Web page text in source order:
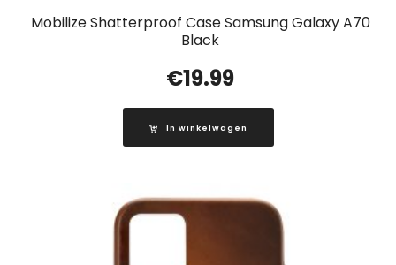
Mobilize Shatterproof Case Samsung Galaxy A70
Black
€19.99
In winkelwagen